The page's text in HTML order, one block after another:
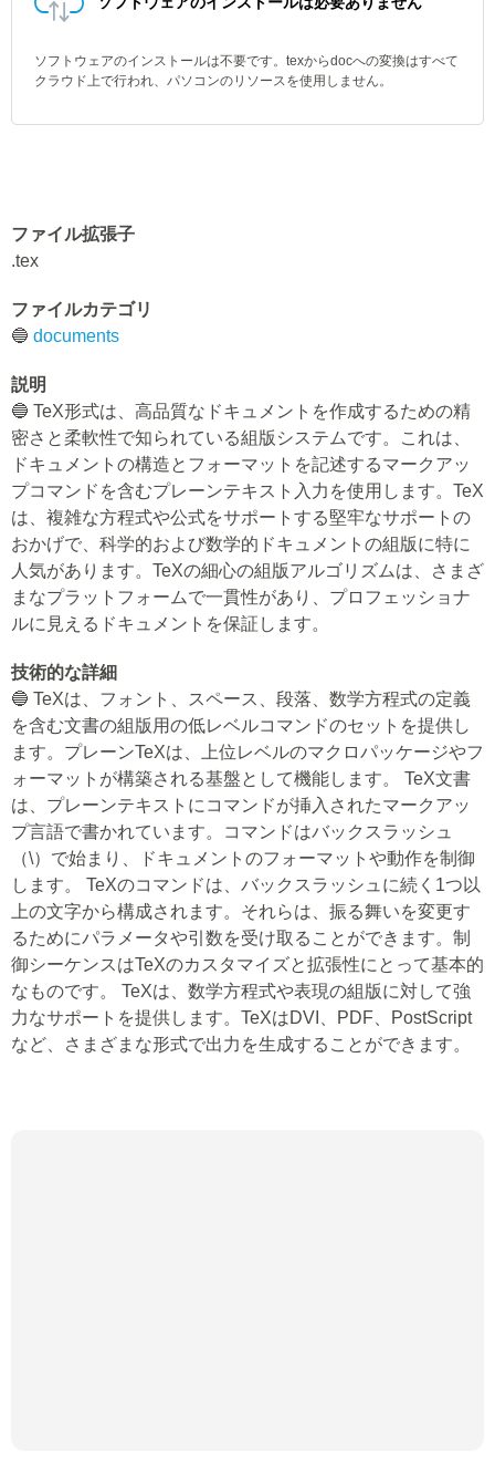
ソフトウェアのインストールは不要です。texからdocへの変換はすべて
クラウド上で行われ、パソコンのリソースを使用しません。
ファイル拡張子
.tex
ファイルカテゴリ
🔵 documents
説明
🔵 TeX形式は、高品質なドキュメントを作成するための精
密さと柔軟性で知られている組版システムです。これは、
ドキュメントの構造とフォーマットを記述するマークアッ
プコマンドを含むプレーンテキスト入力を使用します。TeX
は、複雑な方程式や公式をサポートする堅牢なサポートの
おかげで、科学的および数学的ドキュメントの組版に特に
人気があります。TeXの細心の組版アルゴリズムは、さまざ
まなプラットフォームで一貫性があり、プロフェッショナ
ルに見えるドキュメントを保証します。
技術的な詳細
🔵 TeXは、フォント、スペース、段落、数学方程式の定義
を含む文書の組版用の低レベルコマンドのセットを提供し
ます。プレーンTeXは、上位レベルのマクロパッケージやフ
ォーマットが構築される基盤として機能します。 TeX文書
は、プレーンテキストにコマンドが挿入されたマークアッ
プ言語で書かれています。コマンドはバックスラッシュ
（\）で始まり、ドキュメントのフォーマットや動作を制御
します。 TeXのコマンドは、バックスラッシュに続く1つ以
上の文字から構成されます。それらは、振る舞いを変更す
るためにパラメータや引数を受け取ることができます。制
御シーケンスはTeXのカスタマイズと拡張性にとって基本的
なものです。 TeXは、数学方程式や表現の組版に対して強
力なサポートを提供します。TeXはDVI、PDF、PostScript
など、さまざまな形式で出力を生成することができます。